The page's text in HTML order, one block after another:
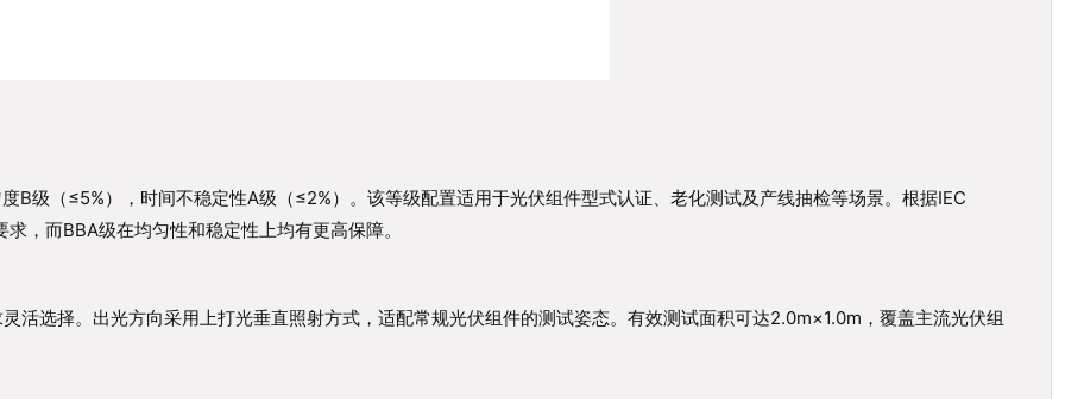
B级（≤5%），时间不稳定性A级（≤2%）。该等级配置适用于光伏组件型式认证、老化测试及产线抽检等场景。根据IEC
，而BBA级在均匀性和稳定性上均有更高保障。
活选择。出光方向采用上打光垂直照射方式，适配常规光伏组件的测试姿态。有效测试面积可达2.0m×1.0m，覆盖主流光伏组